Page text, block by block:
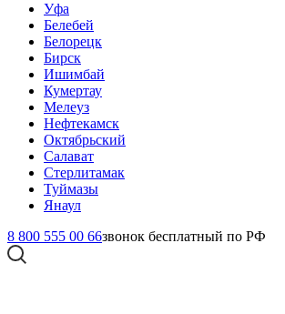
Уфа
Белебей
Белорецк
Бирск
Ишимбай
Кумертау
Мелеуз
Нефтекамск
Октябрьский
Салават
Стерлитамак
Туймазы
Янаул
8 800 555 00 66звонок бесплатный по РФ